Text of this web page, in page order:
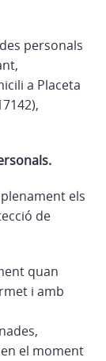
personals
a Placeta
els
de
quan
i amb
el moment